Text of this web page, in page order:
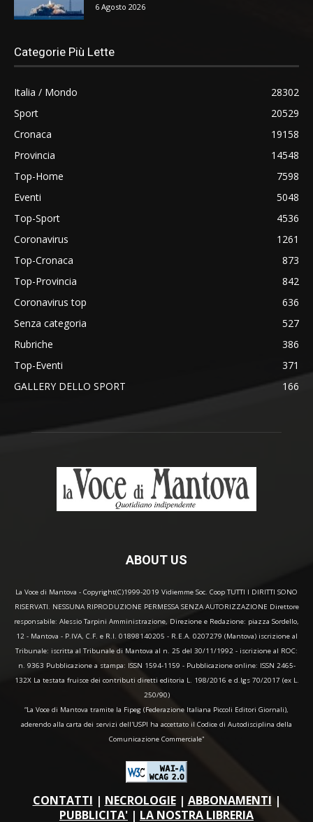
6 Agosto 2026
Categorie Più Lette
Italia / Mondo
28302
Sport
20529
Cronaca
19158
Provincia
14548
Top-Home
7598
Eventi
5048
Top-Sport
4536
Coronavirus
1261
Top-Cronaca
873
Top-Provincia
842
Coronavirus top
636
Senza categoria
527
Rubriche
386
Top-Eventi
371
GALLERY DELLO SPORT
166
ABOUT US
La Voce di Mantova - Copyright(C)1999-2019 Vidiemme Soc. Coop TUTTI I DIRITTI SONO
RISERVATI. NESSUNA RIPRODUZIONE PERMESSA SENZA AUTORIZZAZIONE Direttore
responsabile: Alessio Tarpini Amministrazione, Direzione e Redazione: piazza Sordello,
12 - Mantova - P.IVA, C.F. e R.I. 01898140205 - R.E.A. 0207279 (Mantova) iscrizione al
Tribunale: iscritta al Tribunale di Mantova al n. 25 del 30/11/1992 - iscrizione al ROC:
n. 9363 Pubblicazione a stampa: ISSN 1594-1159 - Pubblicazione online: ISSN 2465-
132X La testata fruisce dei contributi diretti editoria L. 198/2016 e d.lgs 70/2017 (ex L.
250/90)
“La Voce di Mantova tramite la Fipeg (Federazione Italiana Piccoli Editori Giornali),
aderendo alla carta dei servizi dell'USPI ha accettato il Codice di Autodisciplina della
Comunicazione Commerciale"
CONTATTI | NECROLOGIE| ABBONAMENTI |
PUBBLICITA' | LA NOSTRA LIBRERIA